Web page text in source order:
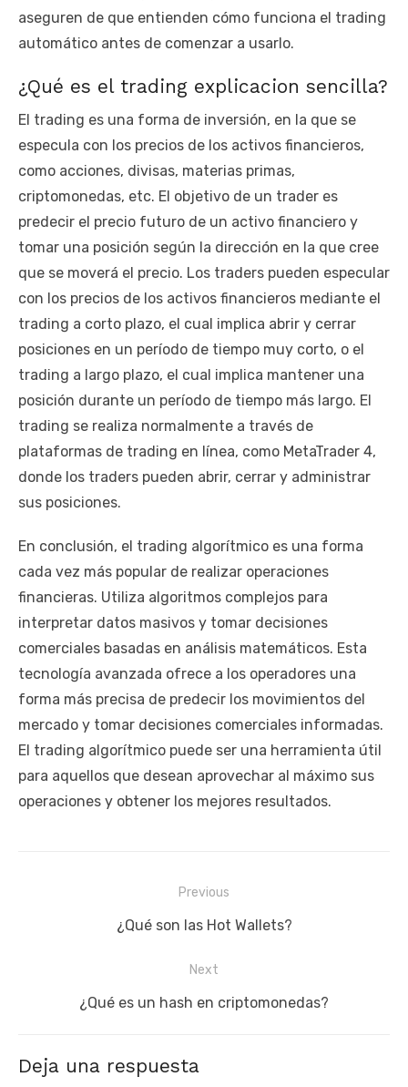
aseguren de que entienden cómo funciona el trading
automático antes de comenzar a usarlo.
¿Qué es el trading explicacion sencilla?
El trading es una forma de inversión, en la que se
especula con los precios de los activos financieros,
como acciones, divisas, materias primas,
criptomonedas, etc. El objetivo de un trader es
predecir el precio futuro de un activo financiero y
tomar una posición según la dirección en la que cree
que se moverá el precio. Los traders pueden especular
con los precios de los activos financieros mediante el
trading a corto plazo, el cual implica abrir y cerrar
posiciones en un período de tiempo muy corto, o el
trading a largo plazo, el cual implica mantener una
posición durante un período de tiempo más largo. El
trading se realiza normalmente a través de
plataformas de trading en línea, como MetaTrader 4,
donde los traders pueden abrir, cerrar y administrar
sus posiciones.
En conclusión, el trading algorítmico es una forma
cada vez más popular de realizar operaciones
financieras. Utiliza algoritmos complejos para
interpretar datos masivos y tomar decisiones
comerciales basadas en análisis matemáticos. Esta
tecnología avanzada ofrece a los operadores una
forma más precisa de predecir los movimientos del
mercado y tomar decisiones comerciales informadas.
El trading algorítmico puede ser una herramienta útil
para aquellos que desean aprovechar al máximo sus
operaciones y obtener los mejores resultados.
Previous
Previous
¿Qué son las Hot Wallets?
Next
Next
¿Qué es un hash en criptomonedas?
Deja una respuesta